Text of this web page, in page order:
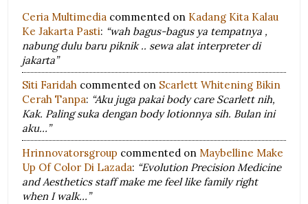
Ceria Multimedia commented on Kadang Kita Kalau
Ke Jakarta Pasti: “wah bagus-bagus ya tempatnya ,
nabung dulu baru piknik .. sewa alat interpreter di
jakarta”
Siti Faridah commented on Scarlett Whitening Bikin
Cerah Tanpa: “Aku juga pakai body care Scarlett nih,
Kak. Paling suka dengan body lotionnya sih. Bulan ini
aku…”
Hrinnovatorsgroup commented on Maybelline Make
Up Of Color Di Lazada: “Evolution Precision Medicine
and Aesthetics staff make me feel like family right
when I walk…”